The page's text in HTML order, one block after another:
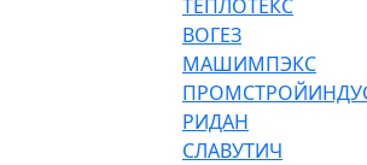
ТЕПЛОТЕКС
ВОГЕЗ
МАШИМПЭКС
РИДАН
СЛАВУТИЧ